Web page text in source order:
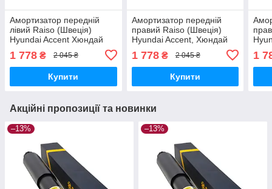
Амортизатор передній
лівий Raiso (Швеція)
Hyundai Accent Хюндай
UAXVXJS17
1 778 ₴ 2 045 ₴
Купити
Амортизатор передній
правий Raiso (Швеція)
Hyundai Accent, Хюндай
UAOTNEH17
1 778₴ 2 045 ₴
Купити
1
Акційні пропозиції та новинки
–13% –13%